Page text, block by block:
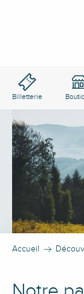
Billetterie
Accueil